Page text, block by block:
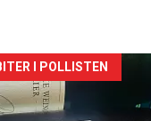
I POLLISTEN